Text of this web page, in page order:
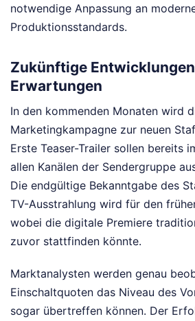
notwendige Anpassung an
Produktionsstandards.
Zukünftige
Erwartungen
In den kommenden Monaten wird
Marketingkampagne zur neuen
Erste Teaser-Trailer sollen bereits
allen Kanälen der Sendergruppe
Die endgültige Bekanntgabe des
TV-Ausstrahlung wird für den
wobei die digitale Premiere
zuvor stattfinden könnte.
Marktanalysten werden genau
Einschaltquoten das Niveau des
sogar übertreffen können. Der